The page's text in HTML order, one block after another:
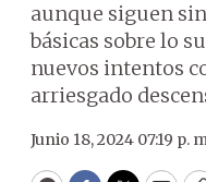
aunque siguen
básicas sobre lo
nuevos intentos
arriesgado
Junio 18, 2024 07:19 p.